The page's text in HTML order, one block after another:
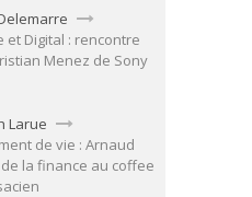
et Digital : rencontre
Menez de Sony
Larue
de vie : Arnaud
la finance au coffee